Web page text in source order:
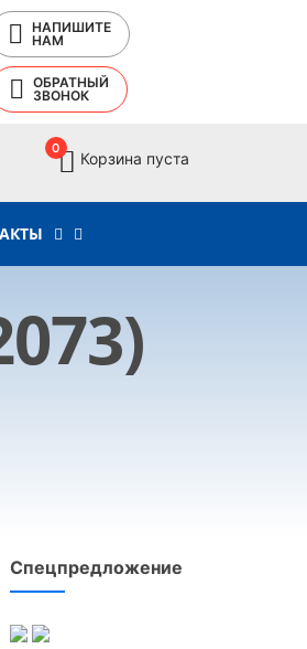
НАПИШИТЕ
НАМ
ОБРАТНЫЙ
ЗВОНОК
0
Корзина пуста
Спецпредложение